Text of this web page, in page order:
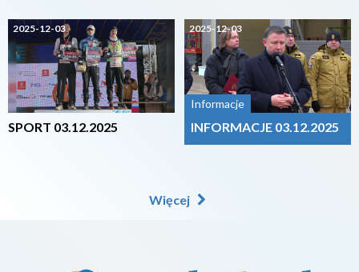
2025-12-03
SPORT 03.12.2025
2025-12-03
Informacje
INFORMACJE 03.12.2025
Więcej